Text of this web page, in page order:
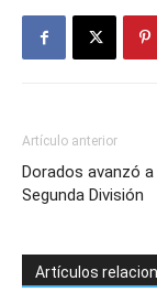
Artículo anterior
Dorados avanzó
Segunda División
Artículos